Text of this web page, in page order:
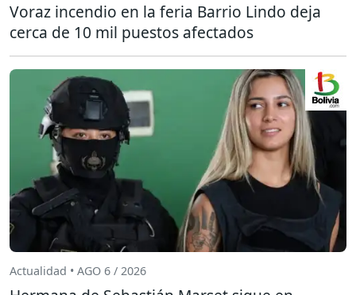
Voraz incendio en la feria Barrio Lindo deja
cerca de 10 mil puestos afectados
Actualidad • AGO 6 / 2026